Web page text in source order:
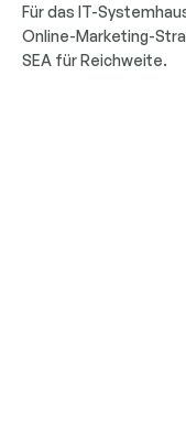
Für das IT-
Online-Marketing-
SEA für Reichweite.